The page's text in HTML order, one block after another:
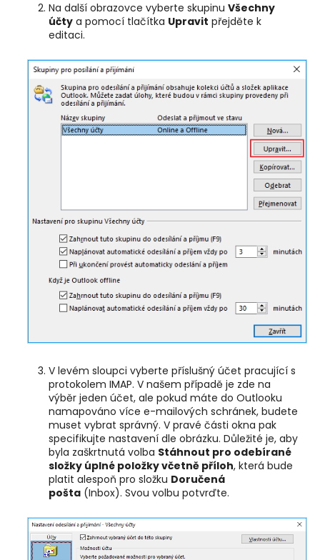
Na další obrazovce vyberte skupinu Všechny
účty a pomocí tlačítka Upravit přejděte k
editaci.
V levém sloupci vyberte příslušný účet pracující s
protokolem IMAP. V našem případě je zde na
výběr jeden účet, ale pokud máte do Outlooku
namapováno více e-mailových schránek, budete
muset vybrat správný. V pravé části okna pak
specifikujte nastavení dle obrázku. Důležité je, aby
byla zaškrtnutá volba Stáhnout pro odebírané
složky úplné položky včetně příloh, která bude
platit alespoň pro složku Doručená
pošta (Inbox). Svou volbu potvrďte.